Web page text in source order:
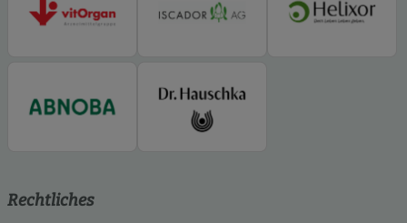
Rechtliches